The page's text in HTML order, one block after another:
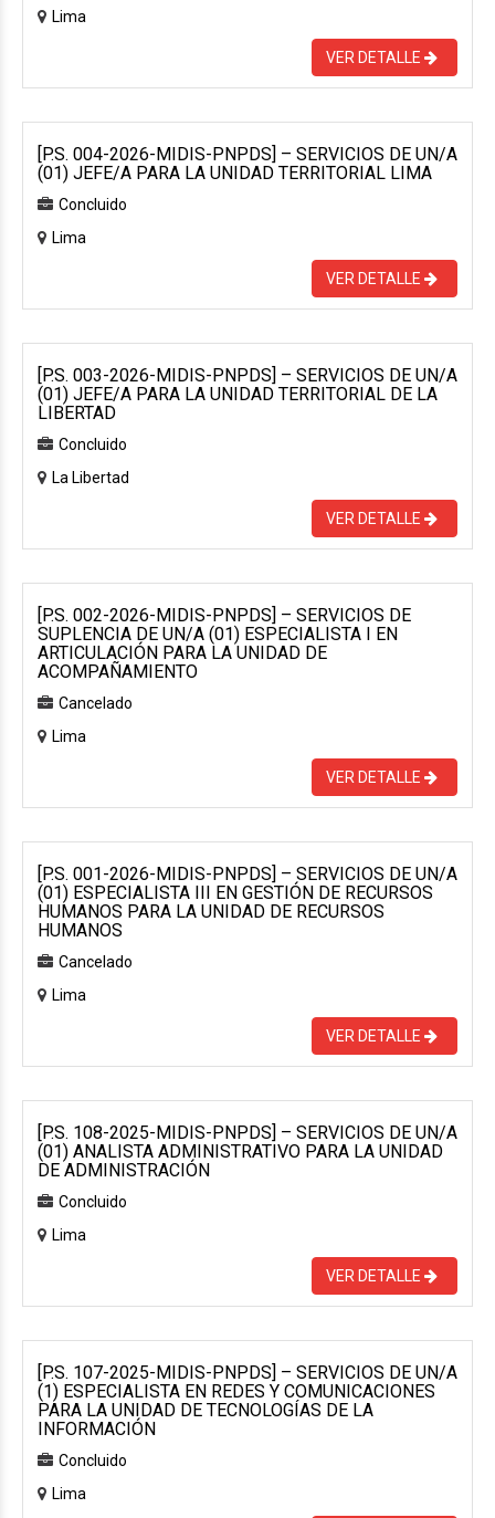
Lima
VER DETALLE
[P.S. 004-2026-MIDIS-PNPDS] – SERVICIOS DE UN/A
(01) JEFE/A PARA LA UNIDAD TERRITORIAL LIMA
Concluido
Lima
VER DETALLE
[P.S. 003-2026-MIDIS-PNPDS] – SERVICIOS DE UN/A
(01) JEFE/A PARA LA UNIDAD TERRITORIAL DE LA
LIBERTAD
Concluido
La Libertad
VER DETALLE
[P.S. 002-2026-MIDIS-PNPDS] – SERVICIOS DE
SUPLENCIA DE UN/A (01) ESPECIALISTA I EN
ARTICULACIÓN PARA LA UNIDAD DE
ACOMPAÑAMIENTO
Cancelado
Lima
VER DETALLE
[P.S. 001-2026-MIDIS-PNPDS] – SERVICIOS DE UN/A
(01) ESPECIALISTA III EN GESTIÓN DE RECURSOS
HUMANOS PARA LA UNIDAD DE RECURSOS
HUMANOS
Cancelado
Lima
VER DETALLE
[P.S. 108-2025-MIDIS-PNPDS] – SERVICIOS DE UN/A
(01) ANALISTA ADMINISTRATIVO PARA LA UNIDAD
DE ADMINISTRACIÓN
Concluido
Lima
VER DETALLE
[P.S. 107-2025-MIDIS-PNPDS] – SERVICIOS DE UN/A
(1) ESPECIALISTA EN REDES Y COMUNICACIONES
PARA LA UNIDAD DE TECNOLOGÍAS DE LA
INFORMACIÓN
Concluido
Lima